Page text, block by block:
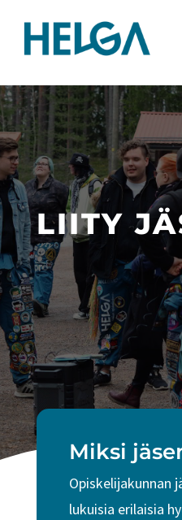
LIITY
Miksi
Opiskelijakunnan
lukuisia erilaisia